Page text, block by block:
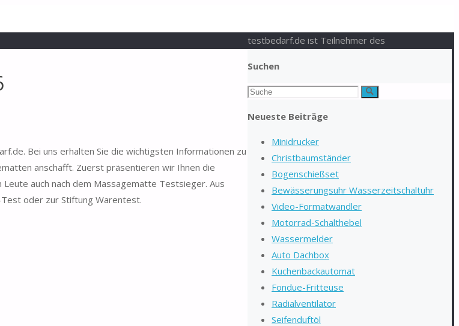
Bei uns erhalten Sie die wichtigsten Informationen zu
anschafft. Zuerst präsentieren wir Ihnen die
auch nach dem Massagematte Testsieger. Aus
oder zur Stiftung Warentest.
Suchen
Suchen
Suche
Neueste Beiträge
Minidrucker
Christbaumständer
Bogenschießset
Bewässerungsuhr Wasserzeitschaltuhr
Video-Formatwandler
Motorrad-Schalthebel
Wassermelder
Auto Dachbox
Kuchenbackautomat
Fondue-Fritteuse
Radialventilator
Seifenduftöl
testbedarf.de ist Teilnehmer des